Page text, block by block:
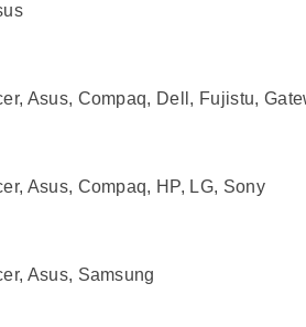
Asus, Compaq, Dell, Fujistu,
Asus, Compaq, HP, LG, Sony
Asus, Samsung